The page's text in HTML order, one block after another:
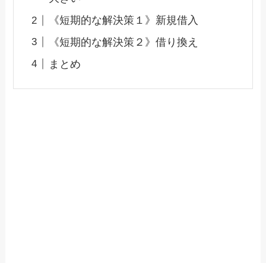
《短期的な解決策１》新規借入
《短期的な解決策２》借り換え
まとめ